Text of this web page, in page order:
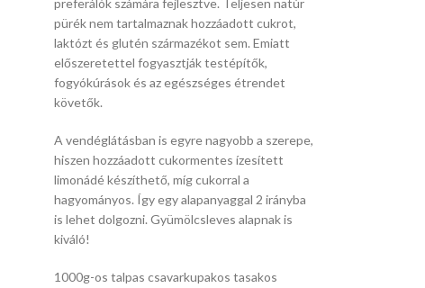
preferálók számára fejlesztve. Teljesen natúr
pürék nem tartalmaznak hozzáadott cukrot,
laktózt és glutén származékot sem. Emiatt
előszeretettel fogyasztják testépítők,
fogyókúrások és az egészséges étrendet
követők.
A vendéglátásban is egyre nagyobb a szerepe,
hiszen hozzáadott cukormentes ízesített
limonádé készíthető, míg cukorral a
hagyományos. Így egy alapanyaggal 2 irányba
is lehet dolgozni. Gyümölcsleves alapnak is
kiváló!
1000g-os talpas csavarkupakos tasakos